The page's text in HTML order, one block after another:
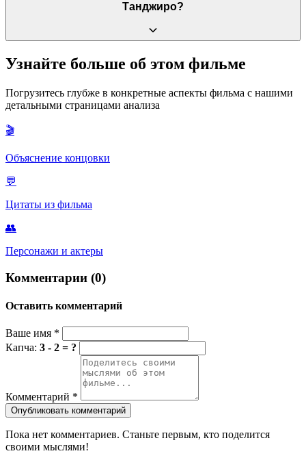
Доумой, Кокушибо и Музаном будут показаны в следующих
Танджиро?
Это состояние сверхконцентрации, позволяющее видеть
мышцы, кровоток и намерения противника, а также скрывать
непредсказуемыми.
Узнайте больше об этом фильме
Погрузитесь глубже в конкретные аспекты фильма с нашими
детальными страницами анализа
🎬
Объяснение концовки
💬
Цитаты из фильма
👥
Персонажи и актеры
Комментарии (0)
Оставить комментарий
Ваше имя *
Капча: 3 - 2 = ?
Комментарий *
Опубликовать комментарий
Пока нет комментариев. Станьте первым, кто поделится
своими мыслями!